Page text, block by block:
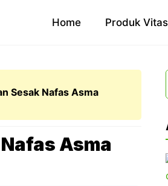
Home Produk
Sesak Nafas Asma
Asma